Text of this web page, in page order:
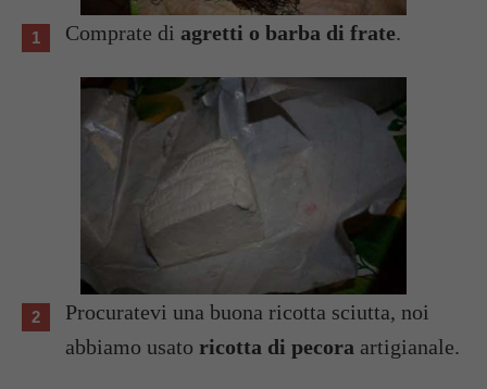
Comprate di agretti o barba di frate.
Procuratevi una buona ricotta sciutta, noi
abbiamo usato ricotta di pecora artigianale.